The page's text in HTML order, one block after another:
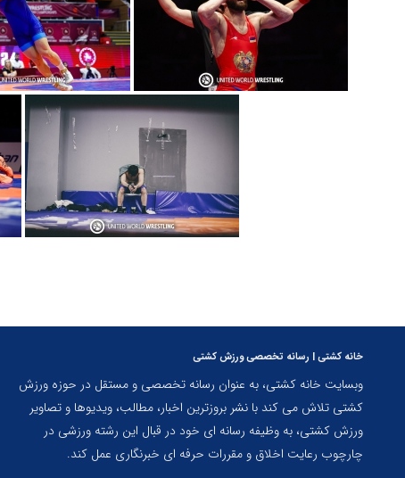
خانه کشتی | رسانه تخصصی ورزش کشتی
وبسایت خانه کشتی، به عنوان رسانه تخصصی و مستقل در حوزه ورزش
کشتی تلاش می کند با نشر بروزترین اخبار، مطالب، ویدیوها و تصاویر
ورزش کشتی، به وظیفه رسانه ای خود در قبال این رشته ورزشی در
چارچوب رعایت اخلاق و مقررات حرفه ای خبرنگاری عمل کند.